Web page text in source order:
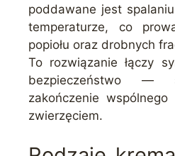
poddawane jest
temperaturze, co
popiołu oraz drobnych
To rozwiązanie łączy
bezpieczeństwo —
zakończenie
zwierzęciem.